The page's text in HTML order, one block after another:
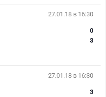
27.01.18 в 16:30
0
3
27.01.18 в 16:30
3